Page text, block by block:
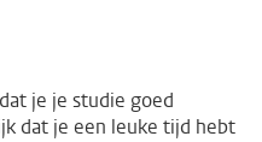
je je studie goed
dat je een leuke tijd hebt